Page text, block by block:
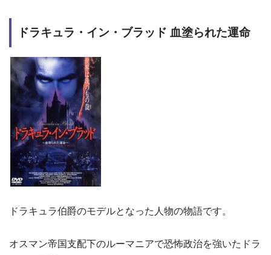
ドラキュラ・イン・ブラッド 血塗られた運命
ドラキュラ伯爵のモデルとなった人物の物語です。
オスマン帝国支配下のルーマニアで恐怖政治を強いたドラ